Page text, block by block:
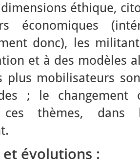
éthique,
économiques
donc), les
et à des modèles
plus mobilisateurs
; le changement
ces thèmes, dans
évolutions :